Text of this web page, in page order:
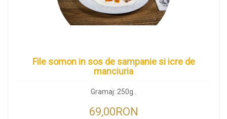
File somon in sos de sampanie si icre de
manciuria
Gramaj: 250g..
69,00RON